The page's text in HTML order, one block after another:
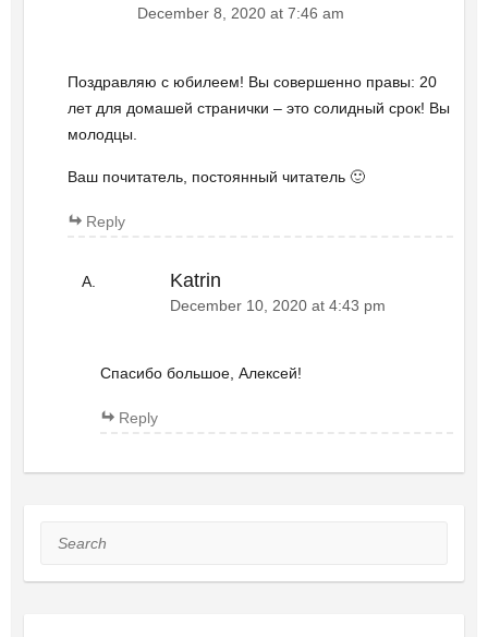
December 8, 2020 at 7:46 am
Поздравляю с юбилеем! Вы совершенно правы: 20
лет для домашей странички – это солидный срок! Вы
молодцы.
Ваш почитатель, постоянный читатель 🙂
Reply
Katrin
December 10, 2020 at 4:43 pm
Спасибо большое, Алексей!
Reply
Search